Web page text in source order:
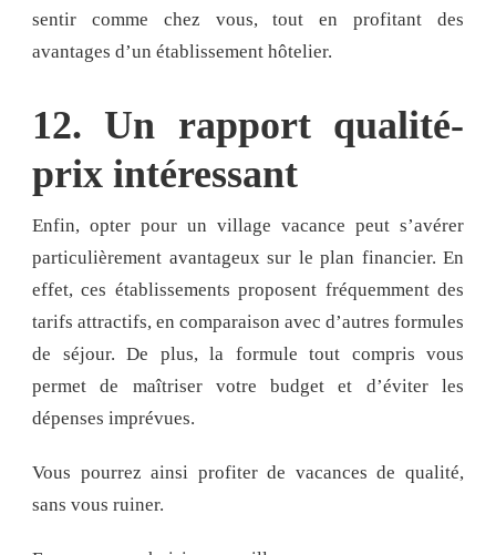
sentir comme chez vous, tout en profitant des
avantages d’un établissement hôtelier.
12. Un rapport qualité-
prix intéressant
Enfin, opter pour un village vacance peut s’avérer
particulièrement avantageux sur le plan financier. En
effet, ces établissements proposent fréquemment des
tarifs attractifs, en comparaison avec d’autres formules
de séjour. De plus, la formule tout compris vous
permet de maîtriser votre budget et d’éviter les
dépenses imprévues.
Vous pourrez ainsi profiter de vacances de qualité,
sans vous ruiner.